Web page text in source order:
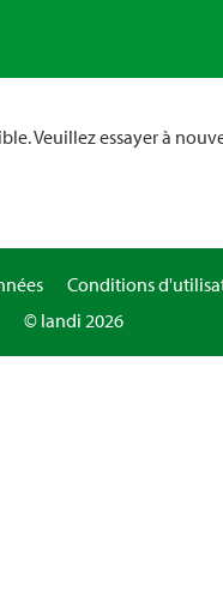
Veuillez essayer à
Conditions
© landi 2026